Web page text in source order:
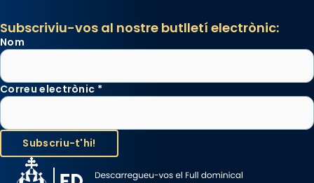
Subscriviu-vos al nostre butlletí electrònic:
Nom
Correu electrònic *